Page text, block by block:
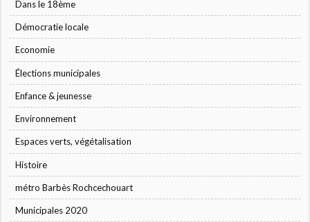
Dans le 18ème
Démocratie locale
Economie
Élections municipales
Enfance & jeunesse
Environnement
Espaces verts, végétalisation
Histoire
métro Barbès Rochcechouart
Municipales 2020